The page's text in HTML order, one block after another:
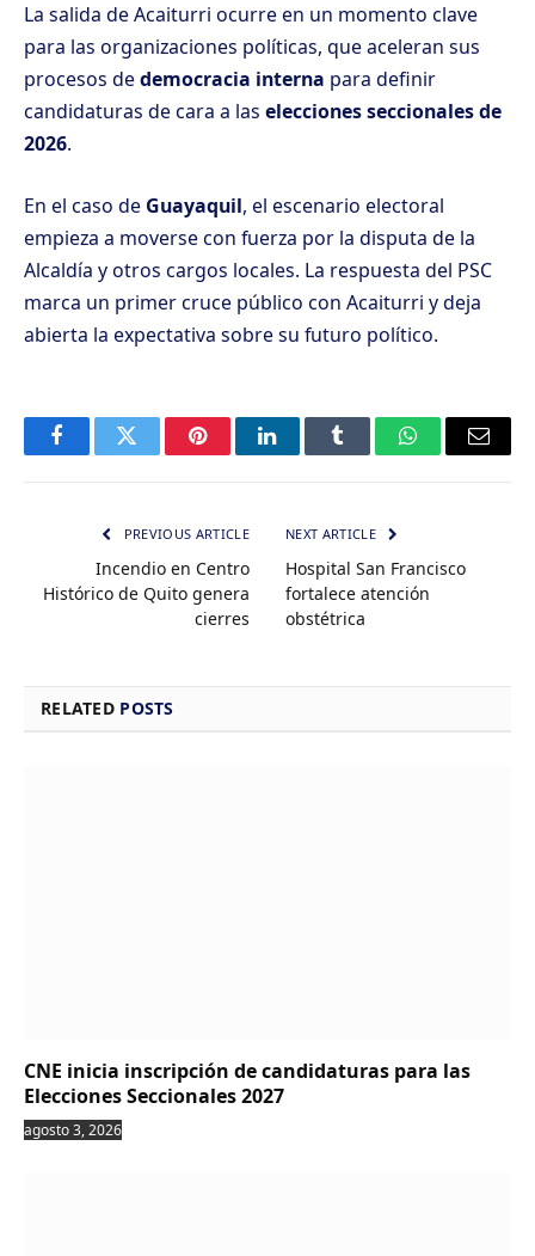
La salida de Acaiturri ocurre en un momento clave
para las organizaciones políticas, que aceleran sus
procesos dedemocracia interna para definir
candidaturas de cara a las elecciones seccionales de
2026.
En el caso de Guayaquil, el escenario electoral
empieza a moverse con fuerza por la disputa de la
Alcaldía y otros cargos locales. La respuesta del PSC
marca un primer cruce público con Acaiturri y deja
abierta la expectativa sobre su futuro político.
FacebookTwitter PinterestLinkedInTumblr WhatsAppEmail
PREVIOUS ARTICLE
Incendio en Centro
Histórico de Quito genera
cierres
NEXT ARTICLE
Hospital San Francisco
fortalece atención
obstétrica
RELATED POSTS
CNE inicia inscripción de candidaturas para las
Elecciones Seccionales 2027
agosto 3, 2026